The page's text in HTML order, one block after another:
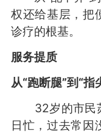
权还给基层，把
诊疗的根基。
服务提质
从“跑断腿”到“指
32岁的市民苏
日忙，过去常因